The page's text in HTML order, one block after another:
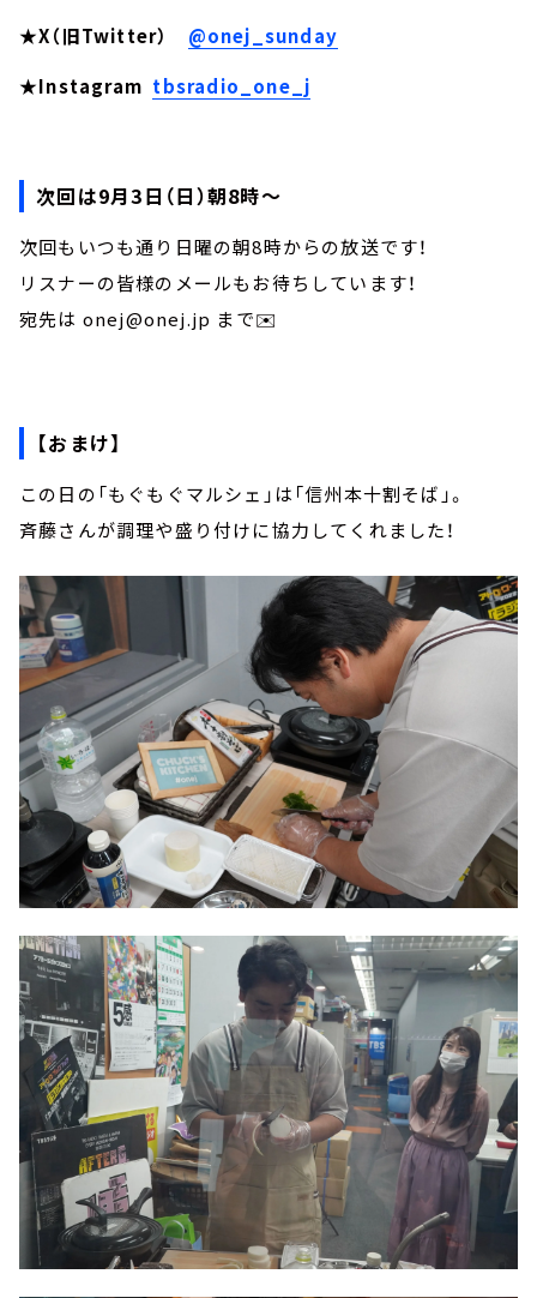
★X（旧Twitter） @onej_sunday
★Instagram tbsradio_one_j
次回は9月3日（日）朝8時～
次回もいつも通り日曜の朝8時からの放送です！
リスナーの皆様のメールもお待ちしています！
宛先は onej@onej.jp まで✉️
【おまけ】
この日の「もぐもぐマルシェ」は「信州本十割そば」。
斉藤さんが調理や盛り付けに協力してくれました！